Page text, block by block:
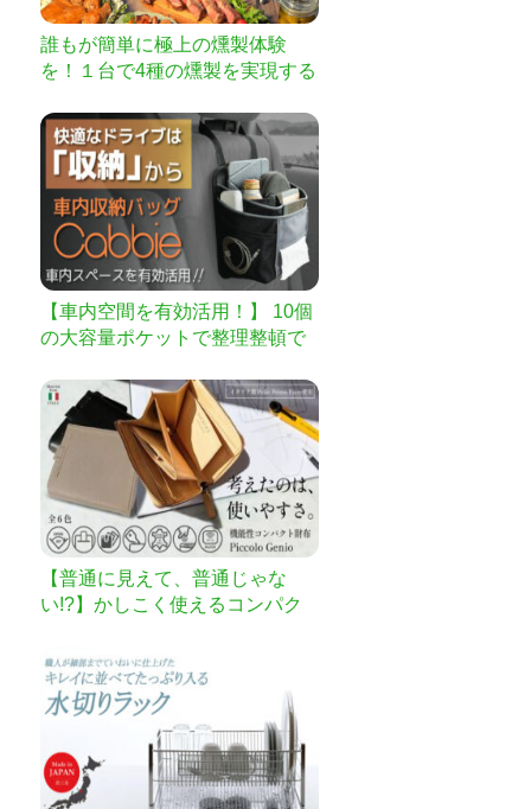
誰もが簡単に極上の燻製体験
を！１台で4種の燻製を実現する
【車内空間を有効活用！】 10個
の大容量ポケットで整理整頓で
ビー
【普通に見えて、普通じゃな
い!?】かしこく使えるコンパク